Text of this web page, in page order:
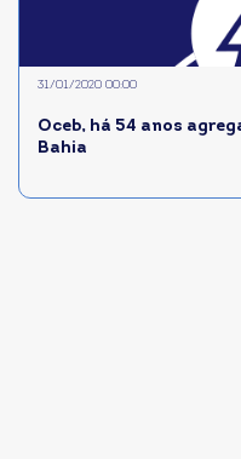
Oceb, há 54 anos
Bahia
31/01/2020 00:00